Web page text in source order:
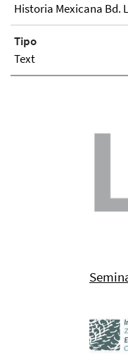
Historia Mexicana Bd.
Tipo
Text